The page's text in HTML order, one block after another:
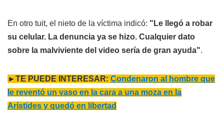
En otro tuit, el nieto de la víctima indicó: "Le llegó a robar
su celular. La denuncia ya se hizo. Cualquier dato
sobre la malviviente del video sería de gran ayuda".
►TE PUEDE INTERESAR: Condenaron al hombre que
le reventó un vaso en la cara a una moza en la
Arístides y quedó en libertad